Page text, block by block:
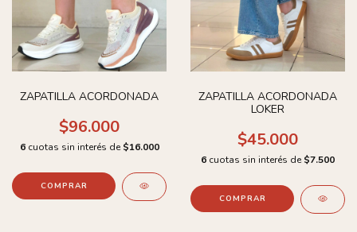
ZAPATILLA ACORDONADA
$96.000
6 cuotas sin interés de $16.000
COMPRAR
ZAPATILLA ACORDONADA
LOKER
$45.000
6 cuotas sin interés de $7.500
COMPRAR